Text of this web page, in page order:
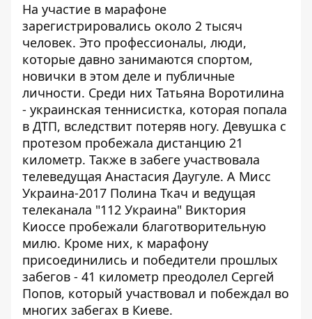
На участие в марафоне
зарегистрировались около 2 тысяч
человек. Это профессионалы, люди,
которые давно занимаются спортом,
новички в этом деле и публичные
личности. Среди них Татьяна Воротилина
- украинская теннисистка, которая попала
в ДТП, вследствит потеряв ногу. Девушка с
протезом пробежала дистанцию 21
километр. Также в забеге участвовала
телеведущая Анастасия Даугуле. А Мисс
Украина-2017 Полина Ткач и ведущая
телеканала "112 Украина" Виктория
Киоссе пробежали благотворительную
милю. Кроме них, к марафону
присоединились и победители прошлых
забегов - 41 километр преодолел Сергей
Попов, который участвовал и побеждал во
многих забегах в Киеве.